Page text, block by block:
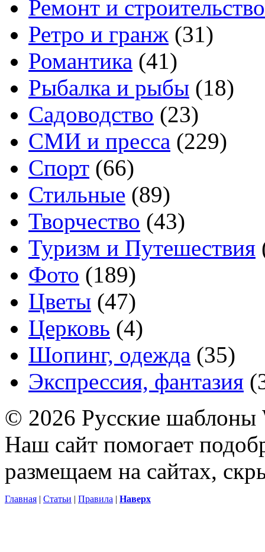
Ремонт и строительство
Ретро и гранж (31)
Романтика (41)
Рыбалка и рыбы (18)
Садоводство (23)
СМИ и пресса (229)
Спорт (66)
Стильные (89)
Творчество (43)
Туризм и Путешествия
Фото (189)
Цветы (47)
Церковь (4)
Шопинг, одежда (35)
Экспрессия, фантазия
© 2026 Русские шаблоны
Наш сайт помогает
размещаем на сайтах,
Главная | Статьи | Правила | Наверх